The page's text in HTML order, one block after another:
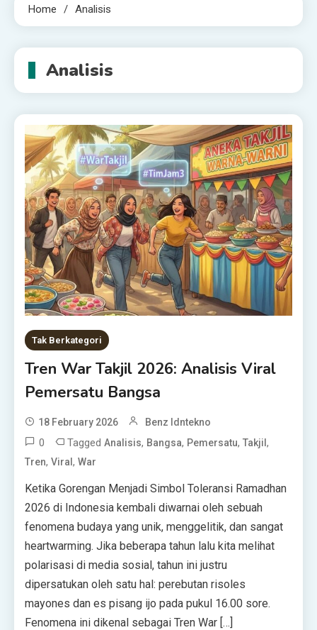
Home Analisis
Analisis
Tak Berkategori
Tren War Takjil 2026: Analisis Viral
Pemersatu Bangsa
18 February 2026 Benz Idntekno
0 TaggedAnalisis, Bangsa, Pemersatu,Takjil,
Tren,Viral,War
Ketika Gorengan Menjadi Simbol Toleransi Ramadhan
2026 di Indonesia kembali diwarnai oleh sebuah
fenomena budaya yang unik, menggelitik, dan sangat
heartwarming. Jika beberapa tahun lalu kita melihat
polarisasi di media sosial, tahun ini justru
dipersatukan oleh satu hal: perebutan risoles
mayones dan es pisang ijo pada pukul 16.00 sore.
Fenomena ini dikenal sebagai Tren War […]